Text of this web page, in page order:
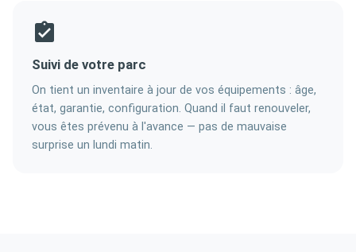
Suivi de votre parc
On tient un inventaire à jour de vos équipements : âge,
état, garantie, configuration. Quand il faut renouveler,
vous êtes prévenu à l'avance — pas de mauvaise
surprise un lundi matin.